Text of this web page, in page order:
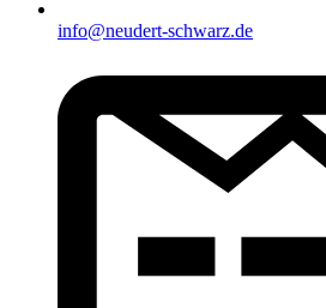
info@neudert-schwarz.de